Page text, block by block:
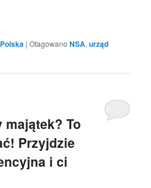
Polska |Otagowano NSA,urząd
To
Przyjdzie
i ci